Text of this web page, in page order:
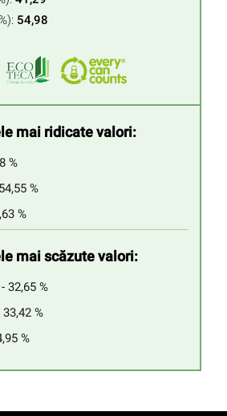
54,98
mai ridicate valori:
%
%
%
mai scăzute valori:
32,65 %
%
%